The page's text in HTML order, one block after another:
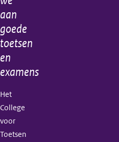
aan
goede
toetsen
en
examens
Het
College
voor
Toetsen